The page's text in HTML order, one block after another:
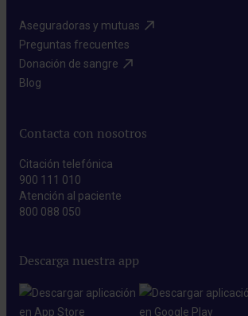
Aseguradoras y mutuas​
Preguntas frecuentes​
Donación de sangre​
Blog​
Contacta con nosotros
Citación telefónica
900 111 010
Atención al paciente
800 088 050
Descarga nuestra app